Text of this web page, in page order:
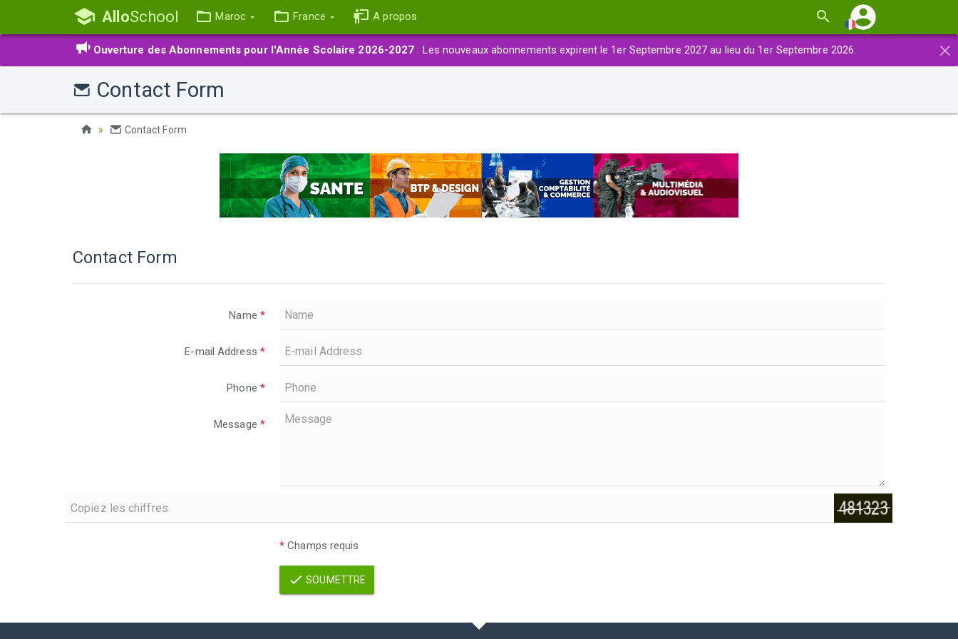
AlloSchool Maroc France A propos
×
Ouverture des Abonnements pour l'Année Scolaire 2026-2027 : Les nouveaux abonnements expirent le 1er Septembre 2027 au lieu du 1er Septembre 2026.
Contact Form
Contact Form
Contact Form
Name *
E-mail Address *
Phone *
Message *
* Champs requis
SOUMETTRE